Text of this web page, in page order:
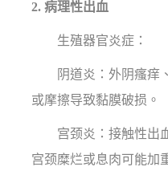
2. 病理性出血
生殖器官炎症：
阴道炎：外阴瘙痒、
或摩擦导致黏膜破损。
宫颈炎：接触性出
宫颈糜烂或息肉可能加